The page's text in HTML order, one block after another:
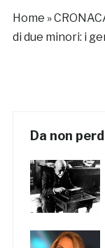
Home »
di due minori: i
Da non